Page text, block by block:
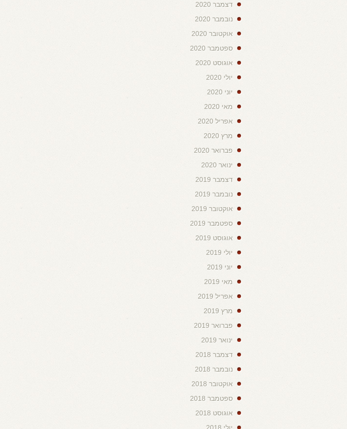
דצמבר 2020
נובמבר 2020
אוקטובר 2020
ספטמבר 2020
אוגוסט 2020
יולי 2020
יוני 2020
מאי 2020
אפריל 2020
מרץ 2020
פברואר 2020
ינואר 2020
דצמבר 2019
נובמבר 2019
אוקטובר 2019
ספטמבר 2019
אוגוסט 2019
יולי 2019
יוני 2019
מאי 2019
אפריל 2019
מרץ 2019
פברואר 2019
ינואר 2019
דצמבר 2018
נובמבר 2018
אוקטובר 2018
ספטמבר 2018
אוגוסט 2018